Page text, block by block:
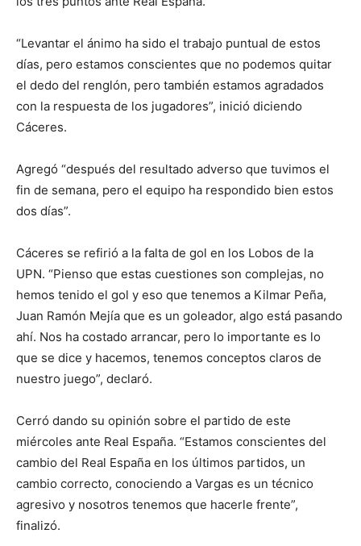
“Levantar el ánimo ha sido el trabajo puntual de estos
días, pero estamos conscientes que no podemos quitar
el dedo del renglón, pero también estamos agradados
con la respuesta de los jugadores”, inició diciendo
Cáceres.
Agregó “después del resultado adverso que tuvimos el
fin de semana, pero el equipo ha respondido bien estos
dos días”.
Cáceres se refirió a la falta de gol en los Lobos de la
UPN. “Pienso que estas cuestiones son complejas, no
hemos tenido el gol y eso que tenemos a Kilmar Peña,
Juan Ramón Mejía que es un goleador, algo está pasando
ahí. Nos ha costado arrancar, pero lo importante es lo
que se dice y hacemos, tenemos conceptos claros de
nuestro juego”, declaró.
Cerró dando su opinión sobre el partido de este
miércoles ante Real España. “Estamos conscientes del
cambio del Real España en los últimos partidos, un
cambio correcto, conociendo a Vargas es un técnico
agresivo y nosotros tenemos que hacerle frente”,
finalizó.